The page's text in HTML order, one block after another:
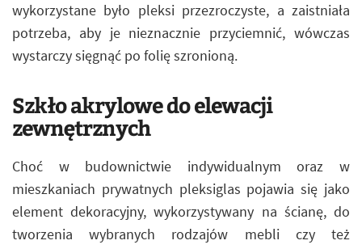
wykorzystane było pleksi przezroczyste, a zaistniała
potrzeba, aby je nieznacznie przyciemnić, wówczas
wystarczy sięgnąć po folię szronioną.
Szkło akrylowe do elewacji
zewnętrznych
Choć w budownictwie indywidualnym oraz w
mieszkaniach prywatnych pleksiglas pojawia się jako
element dekoracyjny, wykorzystywany na ścianę, do
tworzenia wybranych rodzajów mebli czy też